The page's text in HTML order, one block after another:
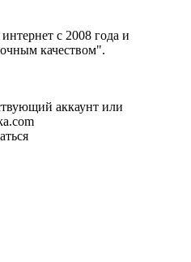
c 2008 года и
качеством".
аккаунт или